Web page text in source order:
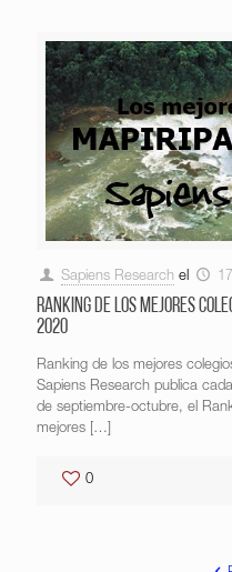
Sapiens Research el
Ranking de los mejores
2020
Ranking de los mejores
Sapiens Research publica
de septiembre-octubre, el
mejores […]
0